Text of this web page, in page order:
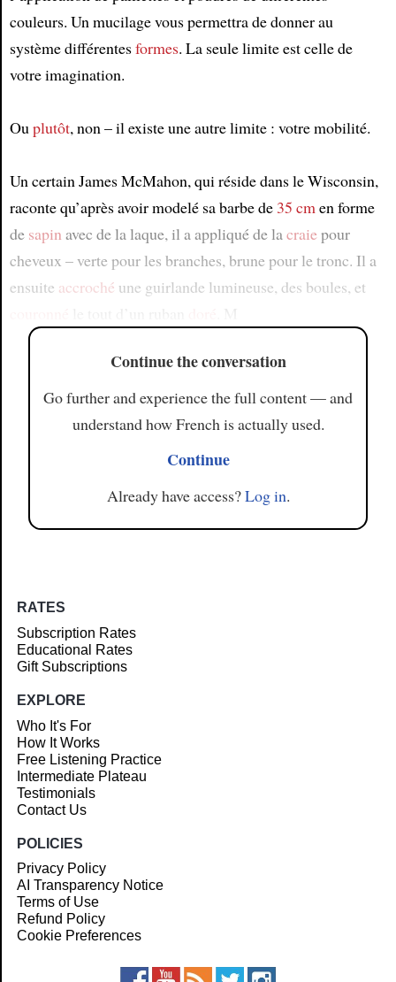
couleurs. Un mucilage vous permettra de donner au
système différentesformes. La seule limite est celle de
votre imagination.
Ouplutôt, non – il existe une autre limite : votre mobilité.
Un certain James McMahon, qui réside dans le Wisconsin,
raconte qu’après avoir modelé sa barbe de 35 cmen forme
de sapinavec de la laque, il a appliqué de lacraiepour
cheveux – verte pour les branches, brune pour le tronc. Il a
ensuite accroché une guirlande lumineuse, des boules, et
Continue the conversation
Go further and experience the full content — and
understand how French is actually used.
Continue
Already have access?Log in.
RATES
Subscription Rates
Educational Rates
Gift Subscriptions
EXPLORE
Who It's For
How It Works
Free Listening Practice
Intermediate Plateau
Testimonials
Contact Us
POLICIES
Privacy Policy
AI Transparency Notice
Terms of Use
Refund Policy
Cookie Preferences